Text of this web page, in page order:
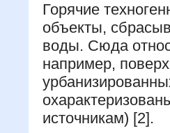
Горячие
объекты,
воды. Сюда
например,
источникам) [2].